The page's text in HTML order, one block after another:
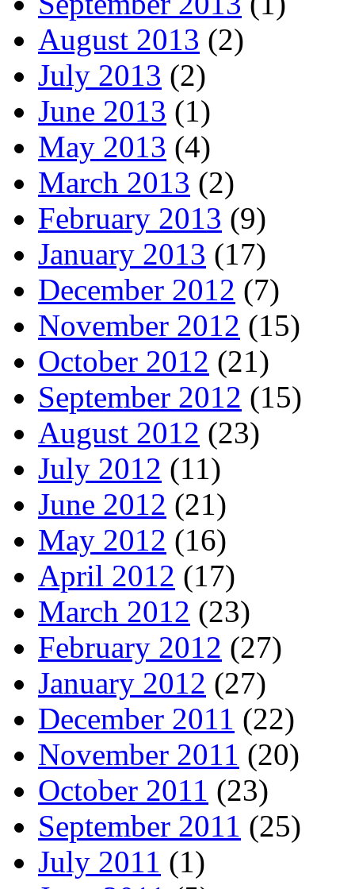
August 2013 (2)
July 2013 (2)
June 2013 (1)
May 2013 (4)
March 2013 (2)
February 2013 (9)
January 2013 (17)
December 2012 (7)
November 2012 (15)
October 2012 (21)
September 2012 (15)
August 2012 (23)
July 2012 (11)
June 2012 (21)
May 2012 (16)
April 2012 (17)
March 2012 (23)
February 2012 (27)
January 2012 (27)
December 2011 (22)
November 2011 (20)
October 2011 (23)
September 2011 (25)
July 2011 (1)